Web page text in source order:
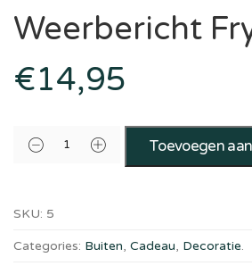
Weerbericht
€14,95
Toevoegen
SKU: 5
Categories: Buiten, Cadeau, Decoratie.